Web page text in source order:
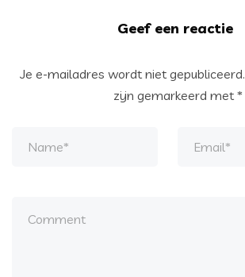
Geef een reactie
Je e-mailadres wordt niet gepubliceerd.
zijn gemarkeerd met *